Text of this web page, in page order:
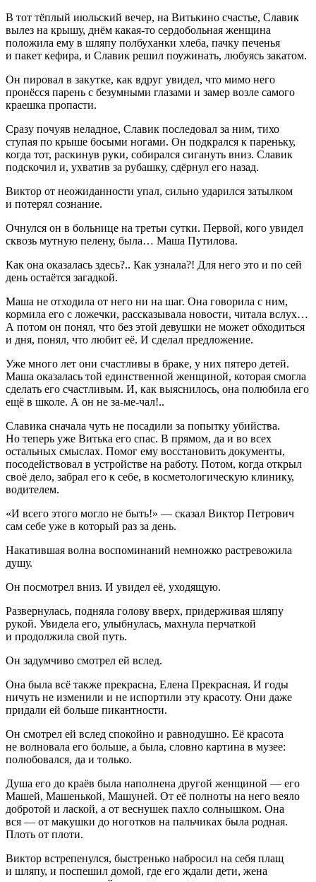
В тот тёплый июльский вечер, на Витькино счастье, Славик
вылез на крышу, днём какая-то сердобольная женщина
положила ему в шляпу полбуханки хлеба, пачку печенья
и пакет кефира, и Славик решил поужинать, любуясь закатом.
Он пировал в закутке, как вдруг увидел, что мимо него
пронёсся парень с безумными глазами и замер возле самого
краешка пропасти.
Сразу почуяв неладное, Славик последовал за ним, тихо
ступая по крыше босыми ногами. Он подкрался к пареньку,
когда тот, раскинув руки, собирался сигануть вниз. Славик
подскочил и, ухватив за рубашку, сдёрнул его назад.
Виктор от неожиданности упал, сильно ударился затылком
и потерял сознание.
Очнулся он в больнице на третьи сутки. Первой, кого увидел
сквозь мутную пелену, была… Маша Путилова.
Как она оказалась здесь?.. Как узнала?! Для него это и по сей
день остаётся загадкой.
Маша не отходила от него ни на шаг. Она говорила с ним,
кормила его с ложечки, рассказывала новости, читала вслух…
А потом он понял, что без этой девушки не может обходиться
и дня, понял, что любит её. И сделал предложение.
Уже много лет они счастливы в браке, у них пятеро детей.
Маша оказалась той единственной женщиной, которая смогла
сделать его счастливым. И, как выяснилось, она полюбила его
ещё в школе. А он не за-ме-чал!..
Славика сначала чуть не посадили за попытку убийства.
Но теперь уже Витька его спас. В прямом, да и во всех
остальных смыслах. Помог ему восстановить документы,
посодействовал в устройстве на работу. Потом, когда открыл
своё дело, забрал его к себе, в косметологическую клинику,
водителем.
«И всего этого могло не быть!» — сказал Виктор Петрович
сам себе уже в который раз за день.
Накатившая волна воспоминаний немножко растревожила
душу.
Он посмотрел вниз. И увидел её, уходящую.
Развернулась, подняла голову вверх, придерживая шляпу
рукой. Увидела его, улыбнулась, махнула перчаткой
и продолжила свой путь.
Он задумчиво смотрел ей вслед.
Она была всё также прекрасна, Елена Прекрасная. И годы
ничуть не изменили и не испортили эту красоту. Они даже
придали ей больше пикантности.
Он смотрел ей вслед спокойно и равнодушно. Её красота
не волновала его больше, а была, словно картина в музее:
полюбовался, да и только.
Душа его до краёв была наполнена другой женщиной — его
Машей, Машенькой, Машуней. От её полноты на него веяло
добротой и лаской, а от веснушек пахло солнышком. Она
вся — от макушки до ноготков на пальчиках была родная.
Плоть от плоти.
Виктор встрепенулся, быстренько набросил на себя плащ
и шляпу, и поспешил домой, где его ждали дети, жена